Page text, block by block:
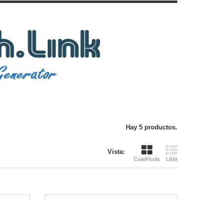
Hay 5 productos.
Vista:
Cuadrícula Lista